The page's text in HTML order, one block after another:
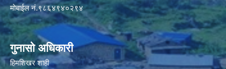
मोबाईल नं.९८६४९४०२९४
गुनासो अधिकारी
हिमशिखर शाही